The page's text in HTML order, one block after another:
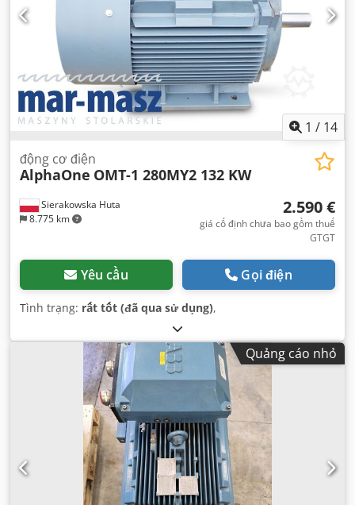
1 / 14
Sierakowska Huta
8.775 km
động cơ điện
AlphaOne OMT-1 280MY2 132 KW
2.590 €
giá cố định chưa bao gồm thuế
GTGT
Yêu cầu Gọi điện
Tình trạng: rất tốt (đã qua sử dụng),
Quảng cáo nhỏ